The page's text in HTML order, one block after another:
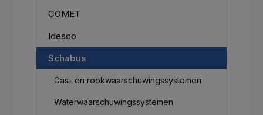
COMET
Idesco
Schabus
Gas- en rookwaarschuwingssystemen
Waterwaarschuwingssystemen